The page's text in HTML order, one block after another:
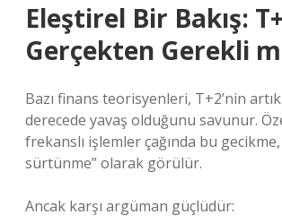
Eleştirel Bir Bakış:
Gerçekten Gerekli
Bazı finans teorisyenleri, T+2’nin
derecede yavaş olduğunu savunur.
frekanslı işlemler çağında bu
sürtünme” olarak görülür.
Ancak karşı argüman güçlüdür: